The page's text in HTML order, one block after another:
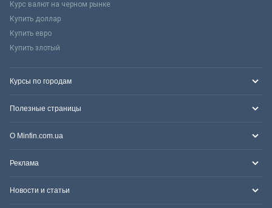
Курс валют на черном рынке
Купить доллар
Купить евро
Купить злотый
Курсы по городам
Полезные страницы
О Minfin.com.ua
Реклама
Новости и статьи